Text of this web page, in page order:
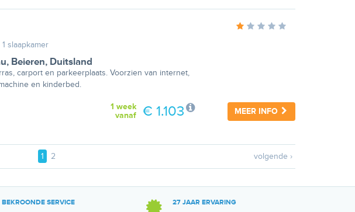
1 slaapkamer
, Beieren, Duitsland
carport en parkeerplaats. Voorzien van internet,
en kinderbed.
MEER INFO
1 week
vanaf
€ 1.103
1 2 volgende ›
BEKROONDE SERVICE
27 JAAR ERVARING